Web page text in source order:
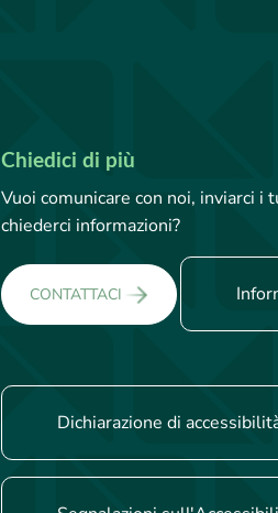
Chiedici di più
Vuoi comunicare con noi, inviarci
chiederci informazioni?
CONTATTACI
Dichiarazione di